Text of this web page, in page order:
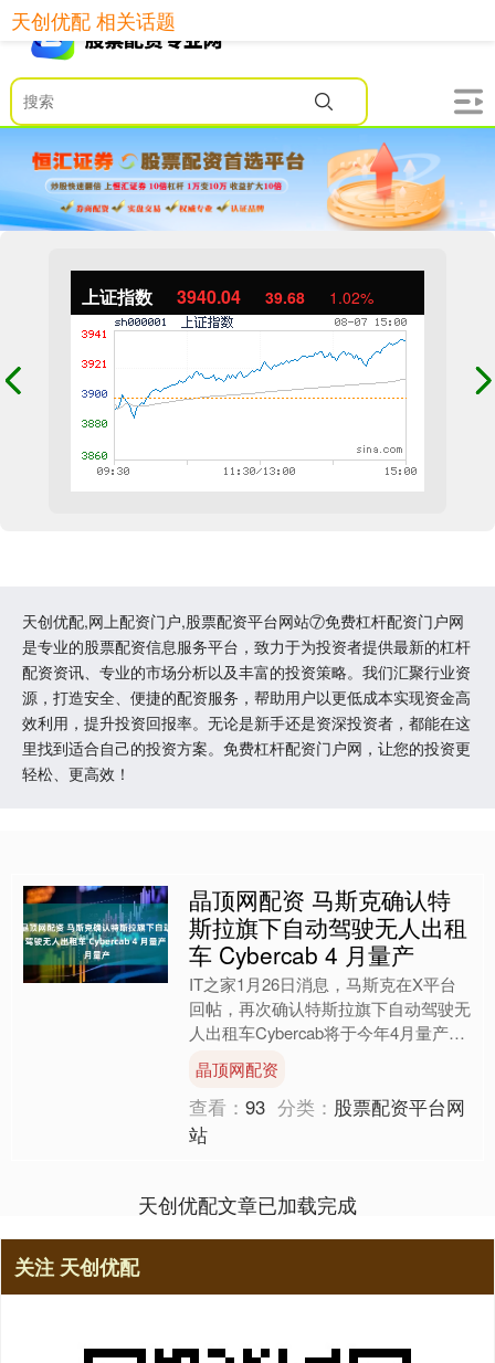
上证指数 3940.04 39.68 1.02%
天创优配,网上配资门户,股票配资平台网站⑦免费杠杆配资门户网
是专业的股票配资信息服务平台，致力于为投资者提供最新的杠杆
配资资讯、专业的市场分析以及丰富的投资策略。我们汇聚行业资
源，打造安全、便捷的配资服务，帮助用户以更低成本实现资金高
效利用，提升投资回报率。无论是新手还是资深投资者，都能在这
里找到适合自己的投资方案。免费杠杆配资门户网，让您的投资更
轻松、更高效！
天创优配 相关话题
晶顶网配资 马斯克确认特
斯拉旗下自动驾驶无人出租
车 Cybercab 4 月量产
IT之家1月26日消息，马斯克在X平台
回帖，再次确认特斯拉旗下自动驾驶无
人出租车Cybercab将于今年4月量产，
目前原型车已在美国阿拉斯加展开冬季
测试。值得注....
晶顶网配资
查看：93 分类： 股票配资平台网
站
天创优配文章已加载完成
关注 天创优配